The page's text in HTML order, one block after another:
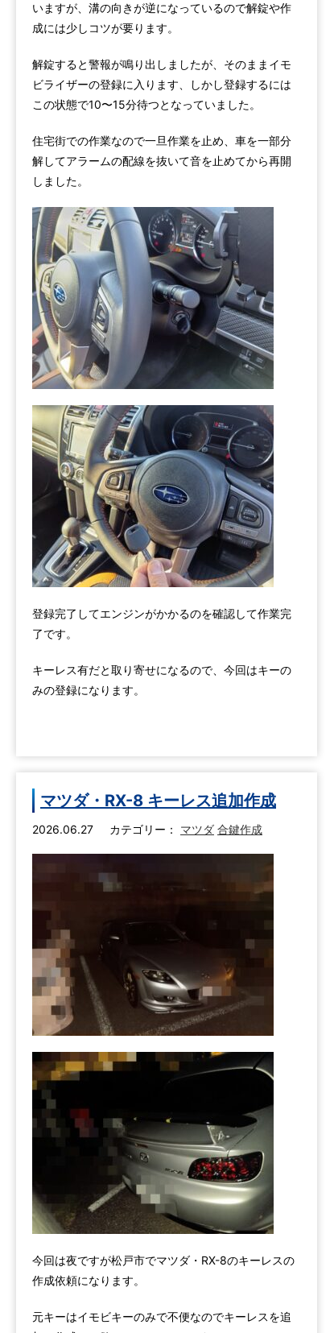
いますが、溝の向きが逆になっているので解錠や作
成には少しコツが要ります。
解錠すると警報が鳴り出しましたが、そのままイモ
ビライザーの登録に入ります、しかし登録するには
この状態で10〜15分待つとなっていました。
住宅街での作業なので一旦作業を止め、車を一部分
解してアラームの配線を抜いて音を止めてから再開
しました。
登録完了してエンジンがかかるのを確認して作業完
了です。
キーレス有だと取り寄せになるので、今回はキーの
みの登録になります。
マツダ・RX-8 キーレス追加作成
2026.06.27 カテゴリー： マツダ 合鍵作成
今回は夜ですが松戸市でマツダ・RX-8のキーレスの
作成依頼になります。
元キーはイモビキーのみで不便なのでキーレスを追